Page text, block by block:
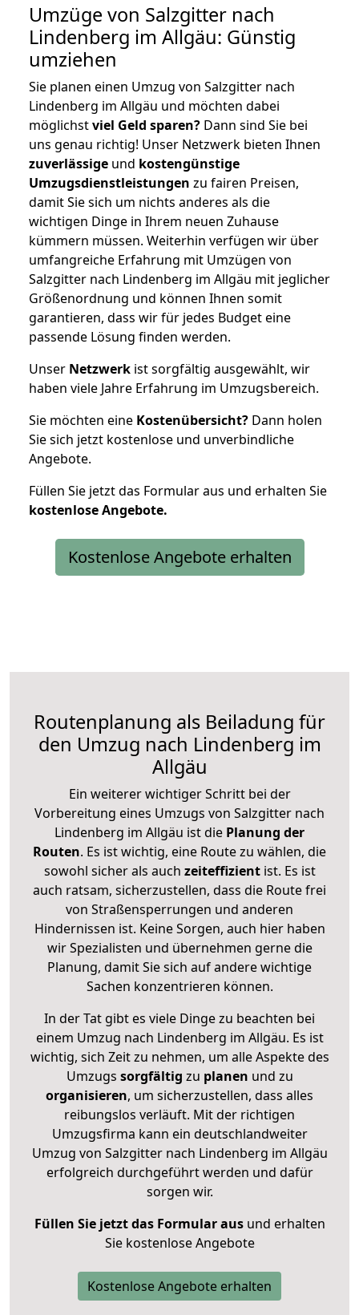
Umzüge von Salzgitter nach
Lindenberg im Allgäu: Günstig
umziehen
Sie planen einen Umzug von Salzgitter nach
Lindenberg im Allgäu und möchten dabei
möglichstviel Geld sparen? Dann sind Sie bei
uns genau richtig! Unser Netzwerk bieten Ihnen
zuverlässige und kostengünstige
Umzugsdienstleistungen zu fairen Preisen,
damit Sie sich um nichts anderes als die
wichtigen Dinge in Ihrem neuen Zuhause
kümmern müssen. Weiterhin verfügen wir über
umfangreiche Erfahrung mit Umzügen von
Salzgitter nach Lindenberg im Allgäu mit jeglicher
Größenordnung und können Ihnen somit
garantieren, dass wir für jedes Budget eine
passende Lösung finden werden.
Unser Netzwerk ist sorgfältig ausgewählt, wir
haben viele Jahre Erfahrung im Umzugsbereich.
Sie möchten eine Kostenübersicht? Dann holen
Sie sich jetzt kostenlose und unverbindliche
Angebote.
Füllen Sie jetzt das Formular aus und erhalten Sie
kostenloseAngebote.
Kostenlose Angebote erhalten
Routenplanung als Beiladung für
den Umzug nach Lindenberg im
Allgäu
Ein weiterer wichtiger Schritt bei der
Vorbereitung eines Umzugs von Salzgitter nach
Lindenberg im Allgäu ist die Planung der
Routen. Es ist wichtig, eine Route zu wählen, die
sowohl sicher als auch zeiteffizientist. Es ist
auch ratsam, sicherzustellen, dass die Route frei
von Straßensperrungen und anderen
Hindernissen ist. Keine Sorgen, auch hier haben
wir Spezialisten und übernehmen gerne die
Planung, damit Sie sich auf andere wichtige
Sachen konzentrieren können.
In der Tat gibt es viele Dinge zu beachten bei
einem Umzug nach Lindenberg im Allgäu. Es ist
wichtig, sich Zeit zu nehmen, um alle Aspekte des
Umzugs sorgfältig zu planen und zu
organisieren, um sicherzustellen, dass alles
reibungslos verläuft. Mit der richtigen
Umzugsfirma kann ein deutschlandweiter
Umzug von Salzgitter nach Lindenberg im Allgäu
erfolgreich durchgeführt werden und dafür
sorgen wir.
Füllen Sie jetzt das Formular ausund erhalten
Sie kostenlose Angebote
Kostenlose Angebote erhalten